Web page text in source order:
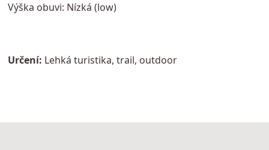
Výška obuvi: Nízká (low)
Určení: Lehká turistika, trail, outdoor